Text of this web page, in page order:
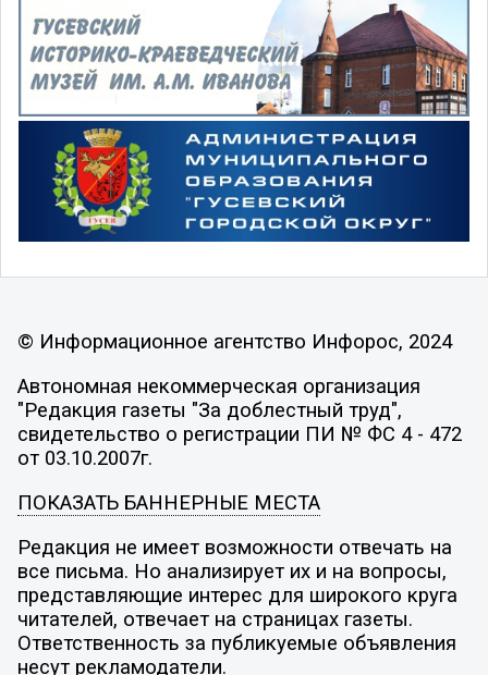
© Информационное агентство Инфорос, 2024
Автономная некоммерческая организация
"Редакция газеты "За доблестный труд",
свидетельство о регистрации ПИ № ФС 4 - 472
от 03.10.2007г.
ПОКАЗАТЬ БАННЕРНЫЕ МЕСТА
Редакция не имеет возможности отвечать на
все письма. Но анализирует их и на вопросы,
представляющие интерес для широкого круга
читателей, отвечает на страницах газеты.
Ответственность за публикуемые объявления
несут рекламодатели.